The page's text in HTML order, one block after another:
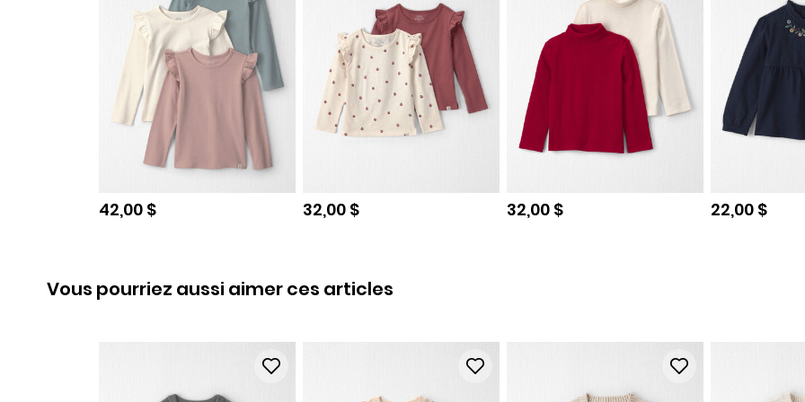
Prix de solde
42,00 $ Prix de solde
32,00 $ Prix de solde
32,00 $ Prix de solde
22,00 $
Vous pourriez aussi aimer ces articles